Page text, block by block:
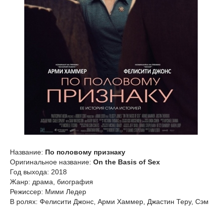
Название: По половому признаку
Оригинальное название: On the Basis of Sex
Год выхода: 2018
Жанр: драма, биография
Режиссер: Мими Ледер
В ролях: Фелисити Джонс, Арми Хаммер, Джастин Теру, Сэм